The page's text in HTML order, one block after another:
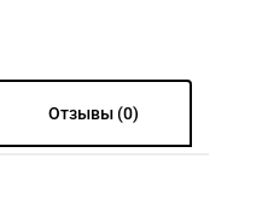
Отзывы (0)